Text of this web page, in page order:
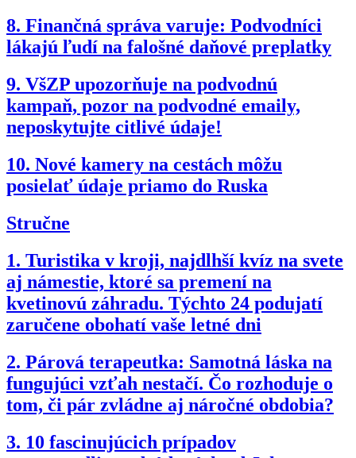
8. Finančná správa varuje: Podvodníci
lákajú ľudí na falošné daňové preplatky
9. VšZP upozorňuje na podvodnú
kampaň, pozor na podvodné emaily,
neposkytujte citlivé údaje!
10. Nové kamery na cestách môžu
posielať údaje priamo do Ruska
Stručne
1. Turistika v kroji, najdlhší kvíz na svete
aj námestie, ktoré sa premení na
kvetinovú záhradu. Týchto 24 podujatí
zaručene obohatí vaše letné dni
2. Párová terapeutka: Samotná láska na
fungujúci vzťah nestačí. Čo rozhoduje o
tom, či pár zvládne aj náročné obdobia?
3. 10 fascinujúcich prípadov